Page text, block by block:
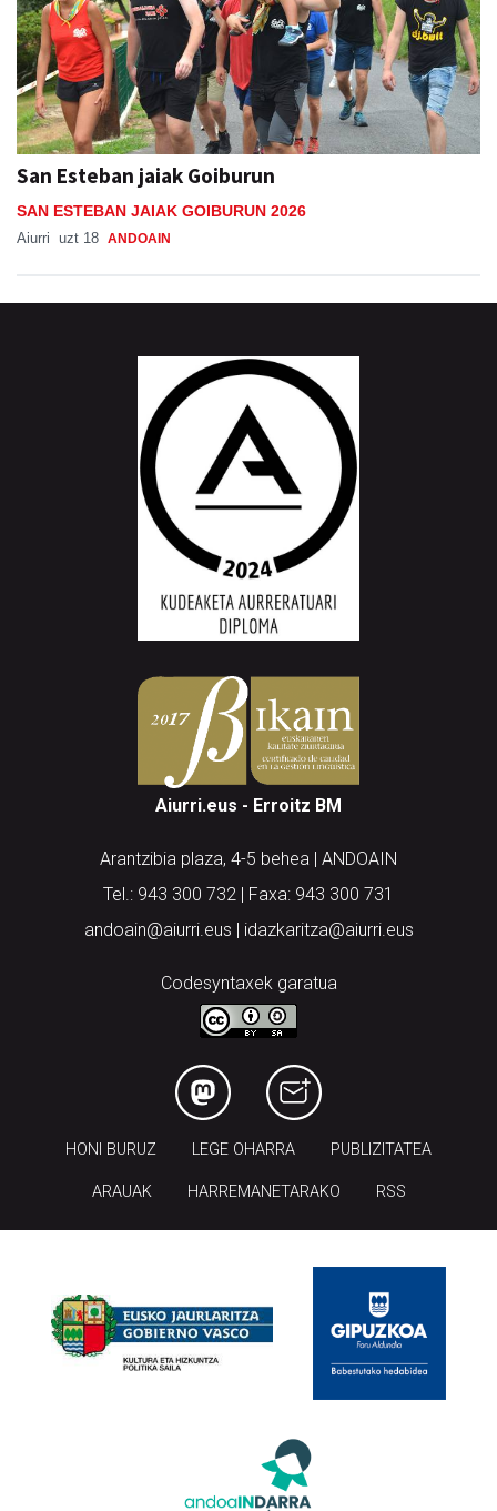
San Esteban jaiak Goiburun
SAN ESTEBAN JAIAK GOIBURUN 2026
Aiurri uzt 18 ANDOAIN
Aiurri.eus - Erroitz BM
Arantzibia plaza, 4-5 behea | ANDOAIN
Tel.: 943 300 732 | Faxa: 943 300 731
andoain@aiurri.eus | idazkaritza@aiurri.eus
Codesyntaxek garatua
HONI BURUZ LEGE OHARRA PUBLIZITATEA
ARAUAK HARREMANETARAKO RSS